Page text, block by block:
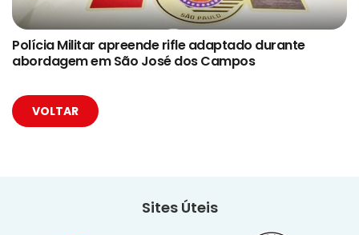
Polícia Militar apreende rifle adaptado durante
abordagem em São José dos Campos
VOLTAR
Sites Úteis